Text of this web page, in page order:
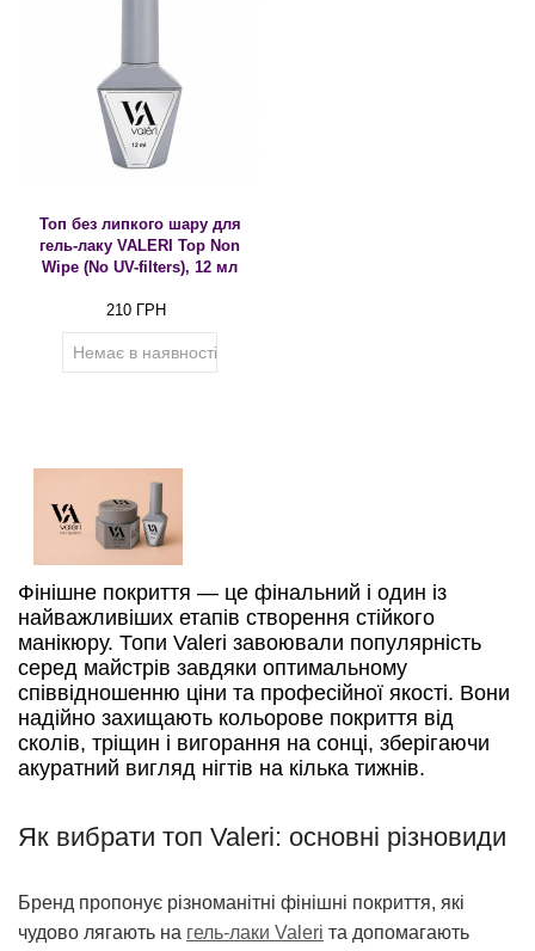
Топ без липкого шару для
гель-лаку VALERI Top Non
Wipe (No UV-filters), 12 мл
210 ГРН
Немає в наявності
Фінішне покриття — це фінальний і один із
найважливіших етапів створення стійкого
манікюру. Топи Valeri завоювали популярність
серед майстрів завдяки оптимальному
співвідношенню ціни та професійної якості. Вони
надійно захищають кольорове покриття від
сколів, тріщин і вигорання на сонці, зберігаючи
акуратний вигляд нігтів на кілька тижнів.
Як вибрати топ Valeri: основні різновиди
Бренд пропонує різноманітні фінішні покриття, які
чудово лягають на гель-лаки Valeri та допомагають